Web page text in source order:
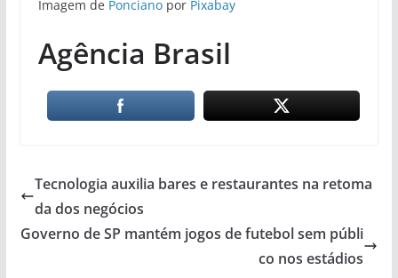
Imagem de Poncianopor Pixabay
Agência Brasil
Tecnologia auxilia bares e restaurantes na retoma
da dos negócios
Governo de SP mantém jogos de futebol sem públi
co nos estádios